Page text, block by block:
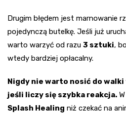
Drugim błędem jest marnowanie
pojedynczą butelkę. Jeśli już
warto warzyć od razu 3 sztuki,
wtedy bardziej opłacalny.
Nigdy nie warto nosić do
jeśli liczy się szybka reakcja.
Splash Healing niż czekać na